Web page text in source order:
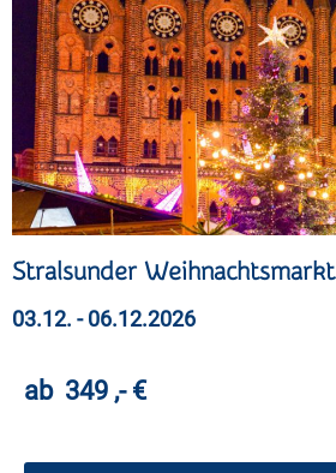
Stralsunder Weihnachtsmarkt
03.12. - 06.12.2026
ab 349 ,- €